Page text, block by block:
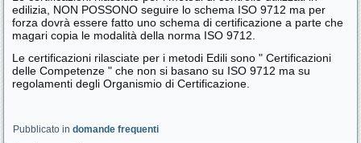
edilizia, NON POSSONO seguire lo schema ISO 9712 ma per
forza dovrà essere fatto uno schema di certificazione a parte che
magari copia le modalità della norma ISO 9712.
Le certificazioni rilasciate per i metodi Edili sono " Certificazioni
delle Competenze " che non si basano su ISO 9712 ma su
regolamenti degli Organismio di Certificazione.
Pubblicato in domande frequenti